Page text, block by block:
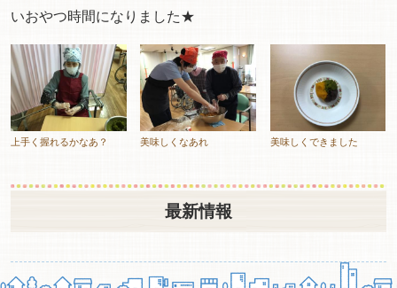
いおやつ時間になりました★
上手く握れるかなあ？ 美味しくなあれ 美味しくできました
最新情報